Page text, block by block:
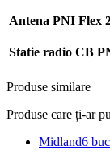
Antena PNI Flex
Statie radio CB
Produse similare
Produse care ți-ar
Midland6 buc